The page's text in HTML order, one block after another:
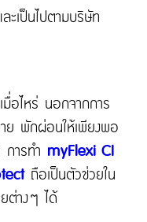
ะเป็นไปตามบริษัท
มื่อไหร่ นอกจากการ
ย พักผ่อนให้เพียงพอ
ารทำ myFlexi CI
ถือเป็นตัวช่วยใน
ยต่างๆ ได้